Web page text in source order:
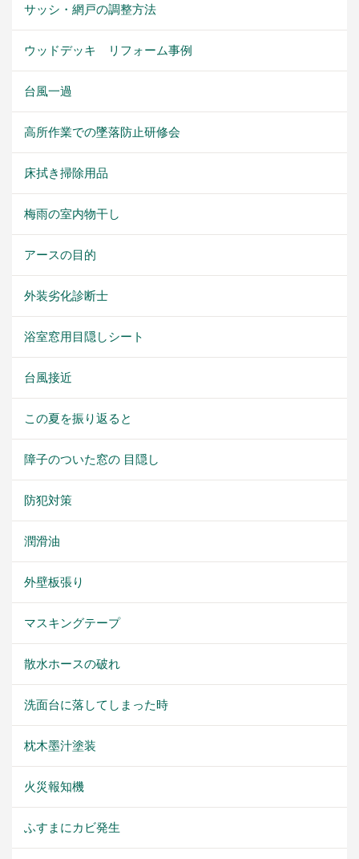
サッシ・網戸の調整方法
ウッドデッキ リフォーム事例
台風一過
高所作業での墜落防止研修会
床拭き掃除用品
梅雨の室内物干し
アースの目的
外装劣化診断士
浴室窓用目隠しシート
台風接近
この夏を振り返ると
障子のついた窓の 目隠し
防犯対策
潤滑油
外壁板張り
マスキングテープ
散水ホースの破れ
洗面台に落してしまった時
枕木墨汁塗装
火災報知機
ふすまにカビ発生